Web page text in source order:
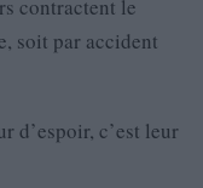
contractent le
soit par accident
d’espoir, c’est leur